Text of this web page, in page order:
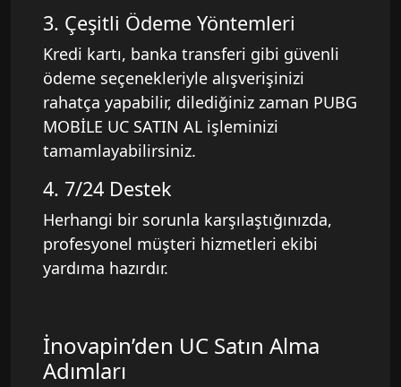
3. Çeşitli Ödeme Yöntemleri
Kredi kartı, banka transferi gibi güvenli
ödeme seçenekleriyle alışverişinizi
rahatça yapabilir, dilediğiniz zaman PUBG
MOBİLE UC SATIN AL işleminizi
tamamlayabilirsiniz.
4. 7/24 Destek
Herhangi bir sorunla karşılaştığınızda,
profesyonel müşteri hizmetleri ekibi
yardıma hazırdır.
İnovapin’den UC Satın Alma
Adımları